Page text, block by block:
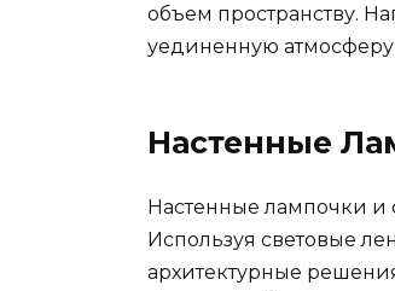
объем пространству.
уединенную
Настенные
Настенные лампочки и
Используя световые
архитектурные